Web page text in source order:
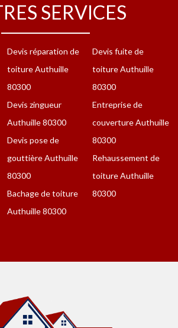
SERVICES
Devis réparation de
toiture Authuille
80300
Devis zingueur
Authuille 80300
Devis pose de
gouttière Authuille
80300
Bachage de toiture
Authuille 80300
Devis fuite de
toiture Authuille
80300
Entreprise de
couverture Authuille
80300
Rehaussement de
toiture Authuille
80300